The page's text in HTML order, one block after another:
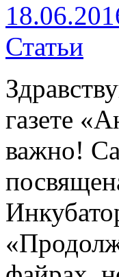
Статьи
газете
важно!